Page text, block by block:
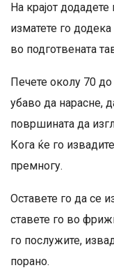
На крајот
изматете го
во подготвената
Печете околу 70
убаво да нарасне,
површината да
Кога ќе го
премногу.
Оставете го да се
ставете го во
го послужите,
порано.